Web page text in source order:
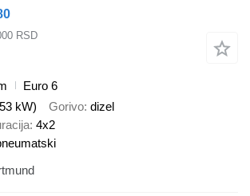
RSD
Euro 6
kW) Gorivo dizel
4x2